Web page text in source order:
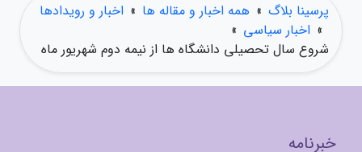
پرسینا بلاگ » همه اخبار و مقاله ها » اخبار و رویدادها
» اخبار سیاسی »
شروع سال تحصیلی دانشگاه ها از نیمه دوم شهریور ماه
خبرنامه